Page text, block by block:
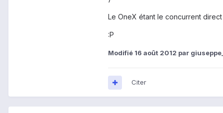
Le OneX étant le concurrent
:P
Modifié 16 août 2012 par
Citer